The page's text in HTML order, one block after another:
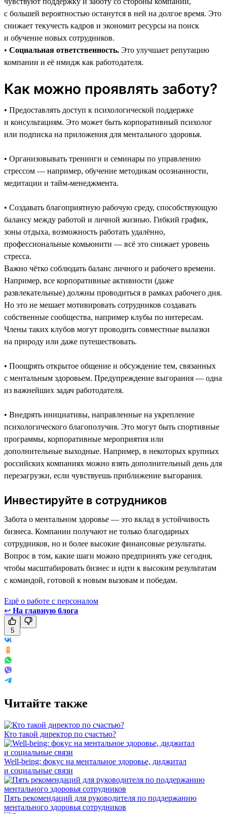
с большей вероятностью останутся в ней на долгое время. Это
снижает текучесть кадров и экономит ресурсы на поиск
и обучение новых сотрудников.
• Социальная ответственность. Это улучшает репутацию
компании и её имидж как работодателя.
Как можно проявлять заботу?
• Предоставлять доступ к психологической поддержке
и консультациям. Это может быть корпоративный психолог
или подписка на приложения для ментального здоровья.
• Организовывать тренинги и семинары по управлению
стрессом — например, обучение методикам осознанности,
медитации и тайм-менеджмента.
• Создавать благоприятную рабочую среду, способствующую
балансу между работой и личной жизнью. Гибкий график,
зоны отдыха, возможность работать удалённо,
профессиональные комьюнити — всё это снижает уровень
стресса.
Важно чётко соблюдать баланс личного и рабочего времени.
Например, все корпоративные активности (даже
развлекательные) должны проводиться в рамках рабочего дня.
Но это не мешает мотивировать сотрудников создавать
собственные сообщества, например клубы по интересам.
Члены таких клубов могут проводить совместные вылазки
на природу или даже путешествовать.
• Поощрять открытое общение и обсуждение тем, связанных
с ментальным здоровьем. Предупреждение выгорания — одна
из важнейших задач работодателя.
• Внедрять инициативы, направленные на укрепление
психологического благополучия. Это могут быть спортивные
программы, корпоративные мероприятия или
дополнительные выходные. Например, в некоторых крупных
российских компаниях можно взять дополнительный день для
перезагрузки, если чувствуешь приближение выгорания.
Инвестируйте в сотрудников
Забота о ментальном здоровье — это вклад в устойчивость
бизнеса. Компании получают не только благодарных
сотрудников, но и более высокие финансовые результаты.
Вопрос в том, какие шаги можно предпринять уже сегодня,
чтобы масштабировать бизнес и идти к высоким результатам
с командой, готовой к новым вызовам и победам.
Ещё о работе с персоналом
↩ На главную блога
5
Читайте также
Кто такой директор по счастью?
Well-being: фокус на ментальное здоровье, диджитал
и социальные связи
Пять рекомендаций для руководителя по поддержанию
ментального здоровья сотрудников